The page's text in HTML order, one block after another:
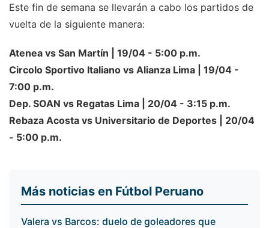
Este fin de semana se llevarán a cabo los partidos de
vuelta de la siguiente manera:
Atenea vs San Martín | 19/04 - 5:00 p.m.
Circolo Sportivo Italiano vs Alianza Lima | 19/04 -
7:00 p.m.
Dep. SOAN vs Regatas Lima | 20/04 - 3:15 p.m.
Rebaza Acosta vs Universitario de Deportes | 20/04
- 5:00 p.m.
Más noticias en Fútbol Peruano
Valera vs Barcos: duelo de goleadores que